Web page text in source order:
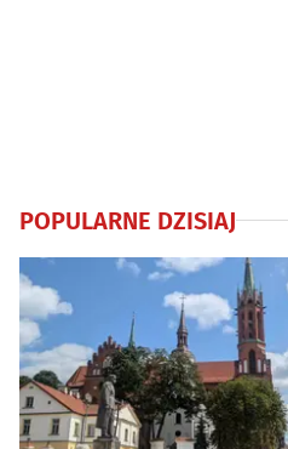
POPULARNE DZISIAJ